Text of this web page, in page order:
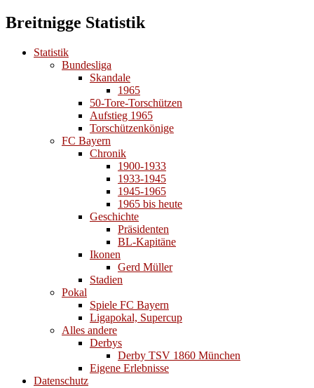
Breitnigge Statistik
Statistik
Bundesliga
Skandale
1965
50-Tore-Torschützen
Aufstieg 1965
Torschützenkönige
FC Bayern
Chronik
1900-1933
1933-1945
1945-1965
1965 bis heute
Geschichte
Präsidenten
BL-Kapitäne
Ikonen
Gerd Müller
Stadien
Pokal
Spiele FC Bayern
Ligapokal, Supercup
Alles andere
Derbys
Derby TSV 1860 München
Eigene Erlebnisse
Datenschutz